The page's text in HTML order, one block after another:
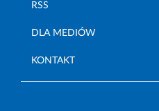
RSS
DLA MEDIÓW
KONTAKT